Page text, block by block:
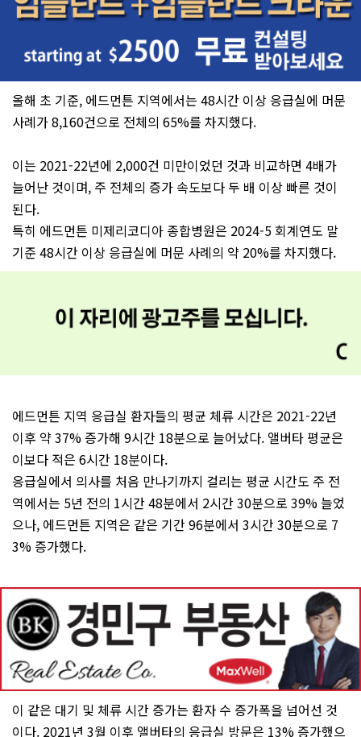
올해 초 기준, 에드먼튼 지역에서는 48시간 이상 응급실에 머문
사례가 8,160건으로 전체의 65%를 차지했다.
이는 2021-22년에 2,000건 미만이었던 것과 비교하면 4배가
늘어난 것이며, 주 전체의 증가 속도보다 두 배 이상 빠른 것이
된다.
특히 에드먼튼 미제리코디아 종합병원은 2024-5 회계연도 말
기준 48시간 이상 응급실에 머문 사례의 약 20%를 차지했다.
에드먼튼 지역 응급실 환자들의 평균 체류 시간은 2021-22년
이후 약 37% 증가해 9시간 18분으로 늘어났다. 앨버타 평균은
이보다 적은 6시간 18분이다.
응급실에서 의사를 처음 만나기까지 걸리는 평균 시간도 주 전
역에서는 5년 전의 1시간 48분에서 2시간 30분으로 39% 늘었
으나, 에드먼튼 지역은 같은 기간 96분에서 3시간 30분으로 7
3% 증가했다.
이 같은 대기 및 체류 시간 증가는 환자 수 증가폭을 넘어선 것
이다. 2021년 3월 이후 앨버타의 응급실 방문은 13% 증가했으